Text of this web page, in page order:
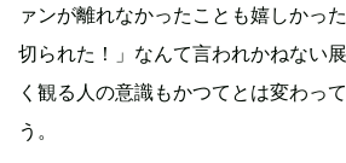
ァンが離れなかったことも嬉しかっ
切られた！」なんて言われかねない
く観る人の意識もかつてとは変わっ
う。